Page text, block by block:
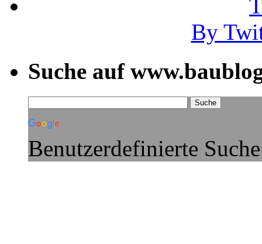
By
Suche auf
Benutzerdefinierte Suche